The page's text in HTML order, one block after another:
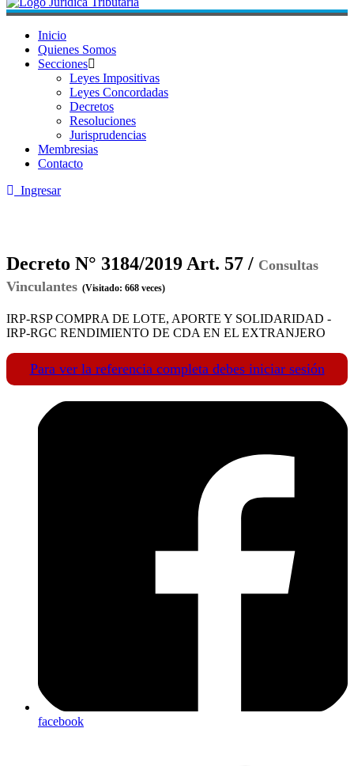
Inicio
Quienes Somos
Secciones
Leyes Impositivas
Leyes Concordadas
Decretos
Resoluciones
Jurisprudencias
Membresias
Contacto
Ingresar
Decreto N° 3184/2019 Art. 57 / Consultas
Vinculantes (Visitado: 668 veces)
IRP-RSP COMPRA DE LOTE, APORTE Y SOLIDARIDAD -
IRP-RGC RENDIMIENTO DE CDA EN EL EXTRANJERO
Para ver la referencia completa debes iniciar sesión
facebook